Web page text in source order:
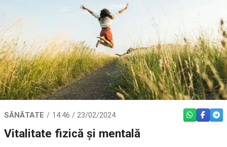
SĂNĂTATE 14:46 / 23/02/2024 WHATSAPP
Vitalitate fizică și mentală